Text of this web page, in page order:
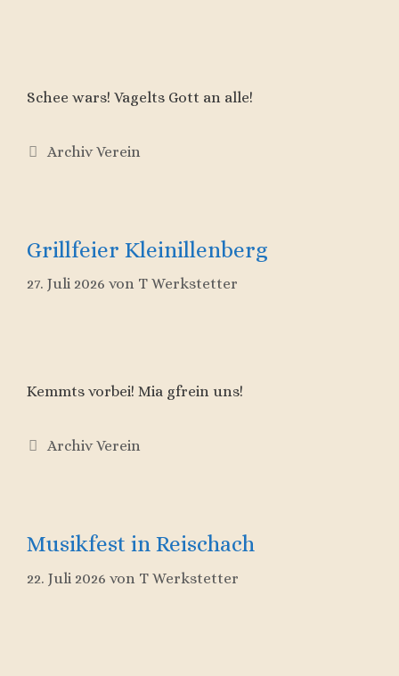
Schee wars! Vagelts Gott an alle!
Kategorien
Archiv Verein
Grillfeier Kleinillenberg
27. Juli 2026 von T Werkstetter
Kemmts vorbei! Mia gfrein uns!
Kategorien
Archiv Verein
Musikfest in Reischach
22. Juli 2026 von T Werkstetter